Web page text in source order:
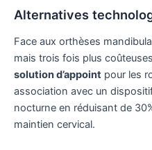
Alternatives
Face aux orthèses
mais trois fois plus
solution d’appoint pour les
association avec un
nocturne en réduisant de
maintien cervical.